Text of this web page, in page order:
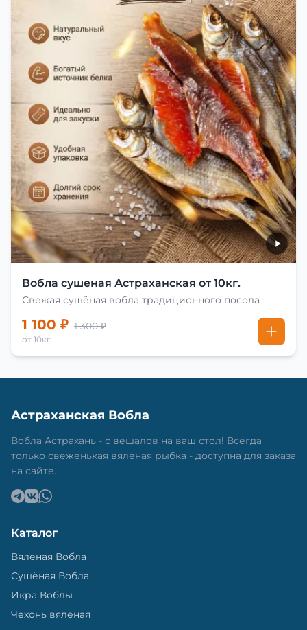
Вобла сушеная Астраханская от 10кг.
Свежая сушёная вобла традиционного посола
1 100 ₽ 1 300 ₽
от 10кг
Астраханская Вобла
Вобла Астрахань - с вешалов на ваш стол! Всегда
только свеженькая вяленая рыбка - доступна для заказа
на сайте.
Каталог
Вяленая Вобла
Сушёная Вобла
Икра Воблы
Чехонь вяленая